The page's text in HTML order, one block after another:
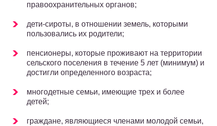
правоохранительных органов;
дети-сироты, в отношении земель, которыми
пользовались их родители;
пенсионеры, которые проживают на территории
сельского поселения в течение 5 лет (минимум) и
достигли определенного возраста;
многодетные семьи, имеющие трех и более
детей;
граждане, являющиеся членами молодой семьи,